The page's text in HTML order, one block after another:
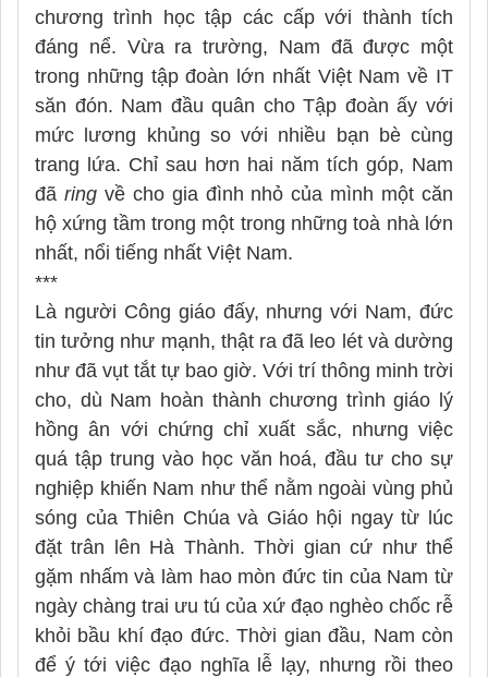
chương trình học tập các cấp với thành tích
đáng nể. Vừa ra trường, Nam đã được một
trong những tập đoàn lớn nhất Việt Nam về IT
săn đón. Nam đầu quân cho Tập đoàn ấy với
mức lương khủng so với nhiều bạn bè cùng
trang lứa. Chỉ sau hơn hai năm tích góp, Nam
đã ringvề cho gia đình nhỏ của mình một căn
hộ xứng tầm trong một trong những toà nhà lớn
nhất, nổi tiếng nhất Việt Nam.
***
Là người Công giáo đấy, nhưng với Nam, đức
tin tưởng như mạnh, thật ra đã leo lét và dường
như đã vụt tắt tự bao giờ. Với trí thông minh trời
cho, dù Nam hoàn thành chương trình giáo lý
hồng ân với chứng chỉ xuất sắc, nhưng việc
quá tập trung vào học văn hoá, đầu tư cho sự
nghiệp khiến Nam như thể nằm ngoài vùng phủ
sóng của Thiên Chúa và Giáo hội ngay từ lúc
đặt trân lên Hà Thành. Thời gian cứ như thể
gặm nhấm và làm hao mòn đức tin của Nam từ
ngày chàng trai ưu tú của xứ đạo nghèo chốc rễ
khỏi bầu khí đạo đức. Thời gian đầu, Nam còn
để ý tới việc đạo nghĩa lễ lạy, nhưng rồi theo